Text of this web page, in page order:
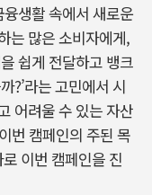
생활 속에서 새로운
는 많은 소비자에게,
쉽게 전달하고 뱅크
?’라는 고민에서 시
어려울 수 있는 자산
번 캠페인의 주된 목
이번 캠페인을 진